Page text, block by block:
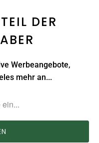
DER
Werbeangebote,
mehr an...